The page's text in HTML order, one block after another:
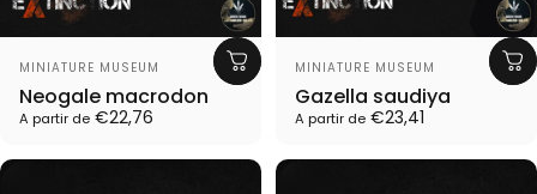
Proveedor:
MINIATURE MUSEUM
Neogale macrodon
A partir de €22,76
Proveedor:
MINIATURE MUSEUM
Gazella saudiya
A partir de €23,41